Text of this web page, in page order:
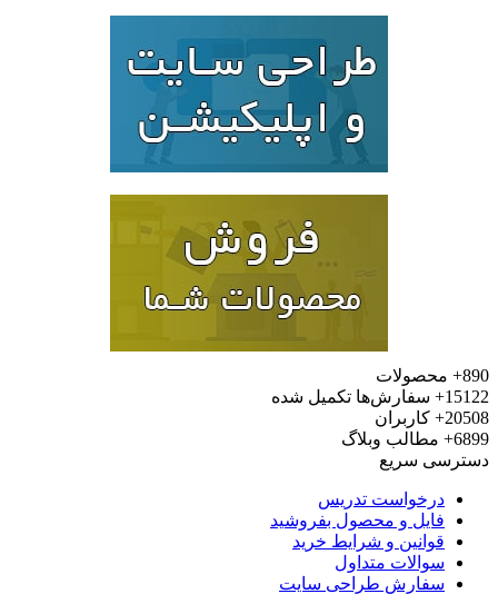
محصولات
سفارش‌ها تکمیل شده
کاربران
مطالب وبلاگ
سریع
درخواست تدریس
فایل و محصول بفروشید
قوانین و شرایط خرید
سوالات متداول
سفارش طراحی سایت